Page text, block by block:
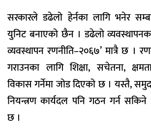
सरकारले डढेलो हेर्नका लागि भनेर
युनिट बनाएको छैन । डढेलो
व्यवस्थापन रणनीति–२०६७’ मात्रै छ ।
गराउनका लागि शिक्षा, सचेतना,
विकास गर्नेमा जोड दिएको छ । यस्तै,
नियन्त्रण कार्यदल पनि गठन गर्न
छ ।